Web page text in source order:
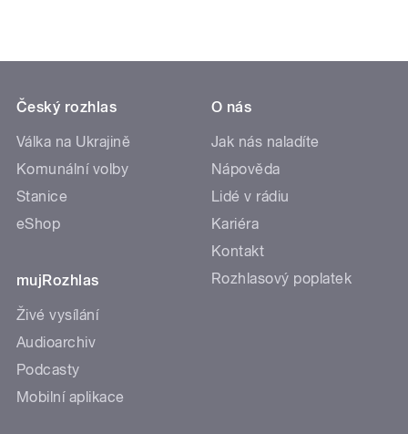
Český rozhlas
Válka na Ukrajině
Komunální volby
Stanice
eShop
mujRozhlas
Živé vysílání
Audioarchiv
Podcasty
Mobilní aplikace
O nás
Jak nás naladíte
Nápověda
Lidé v rádiu
Kariéra
Kontakt
Rozhlasový poplatek